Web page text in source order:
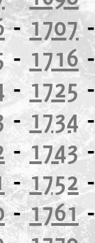
-1707
- 1716
-1725
- 1734
-1743
-1752
-1761